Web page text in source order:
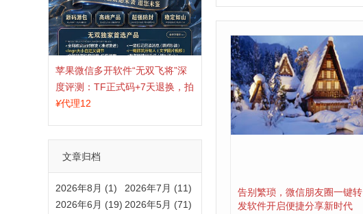
苹果微信多开软件“无双飞将”深
度评测：TF正式码+7天退换，拍
拍卡激活码商城正品保障
¥代理12
文章归档
2026年8月 (1)
2026年7月 (11)
2026年6月 (19) 2026年5月 (71)
告别繁琐，微信朋友圈一键转
发软件开启便捷分享新时代